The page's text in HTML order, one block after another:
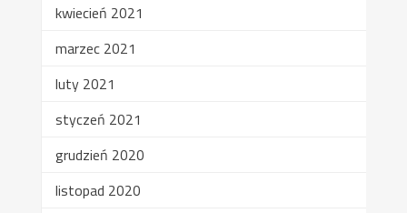
kwiecień 2021
marzec 2021
luty 2021
styczeń 2021
grudzień 2020
listopad 2020